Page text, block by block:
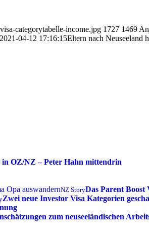
categorytabelle-income.jpg 1727 1469
2021-04-12 17:16:15Eltern nach Neuseeland
OZ/NZ – Peter Hahn mittendrin
NZ StoryDas Parent Boost
Zwei neue Investor Visa Kategorien
zum neuseeländischen